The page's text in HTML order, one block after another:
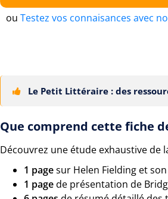
ou Testez vos connaisances avec
Le Petit Littéraire : des
Que comprend cette fiche
Découvrez une étude exhaustive de
1 pagesur Helen Fielding et
1 pagede présentation de